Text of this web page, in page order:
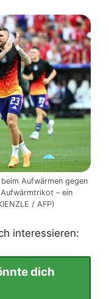
Aufwärmen gegen
– ein
/ AFP)
interessieren:
dich